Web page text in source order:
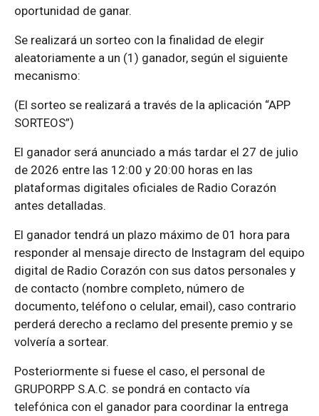
oportunidad de ganar.
Se realizará un sorteo con la finalidad de elegir
aleatoriamente a un (1) ganador, según el siguiente
mecanismo:
(El sorteo se realizará a través de la aplicación “APP
SORTEOS”)
El ganador será anunciado a más tardar el 27 de julio
de 2026 entre las 12:00 y 20:00 horas en las
plataformas digitales oficiales de Radio Corazón
antes detalladas.
El ganador tendrá un plazo máximo de 01 hora para
responder al mensaje directo de Instagram del equipo
digital de Radio Corazón con sus datos personales y
de contacto (nombre completo, número de
documento, teléfono o celular, email), caso contrario
perderá derecho a reclamo del presente premio y se
volvería a sortear.
Posteriormente si fuese el caso, el personal de
GRUPORPP S.A.C. se pondrá en contacto vía
telefónica con el ganador para coordinar la entrega